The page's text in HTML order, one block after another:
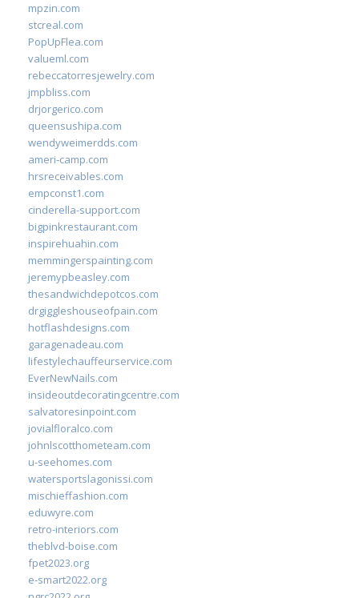
mpzin.com
stcreal.com
PopUpFlea.com
valueml.com
rebeccatorresjewelry.com
jmpbliss.com
drjorgerico.com
queensushipa.com
wendyweimerdds.com
ameri-camp.com
hrsreceivables.com
empconst1.com
cinderella-support.com
bigpinkrestaurant.com
inspirehuahin.com
memmingerspainting.com
jeremypbeasley.com
thesandwichdepotcos.com
drgiggleshouseofpain.com
hotflashdesigns.com
garagenadeau.com
lifestylechauffeurservice.com
EverNewNails.com
insideoutdecoratingcentre.com
salvatoresinpoint.com
jovialfloralco.com
johnlscotthometeam.com
u-seehomes.com
watersportslagonissi.com
mischieffashion.com
eduwyre.com
retro-interiors.com
theblvd-boise.com
fpet2023.org
e-smart2022.org